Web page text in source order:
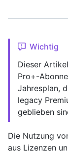
Wichtig
Dieser
Pro+-
Jahresplan,
legacy
geblieben
Die Nutzung
aus Lizenzen